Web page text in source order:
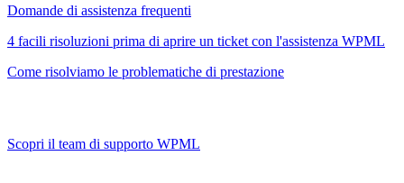
Domande di assistenza frequenti
4 facili risoluzioni prima di aprire un ticket con l'assistenza WPML
Come risolviamo le problematiche di prestazione
Scopri il team di supporto WPML